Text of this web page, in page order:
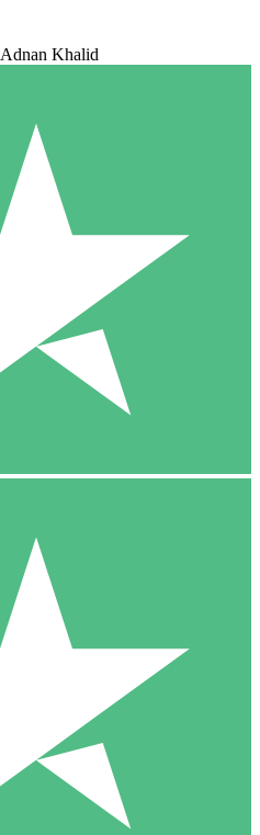
Adnan Khalid